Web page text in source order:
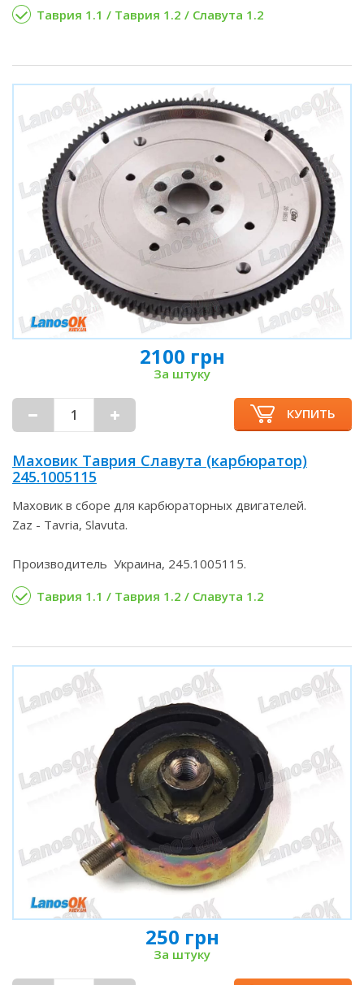
Таврия 1.1 / Таврия 1.2 / Славута 1.2
2100 грн
За штуку
КУПИТЬ
Маховик Таврия Славута (карбюратор)
245.1005115
Маховик в сборе для карбюраторных двигателей.
Zaz - Tavria, Slavuta.
Производитель Украина, 245.1005115.
Таврия 1.1 / Таврия 1.2 / Славута 1.2
250 грн
За штуку